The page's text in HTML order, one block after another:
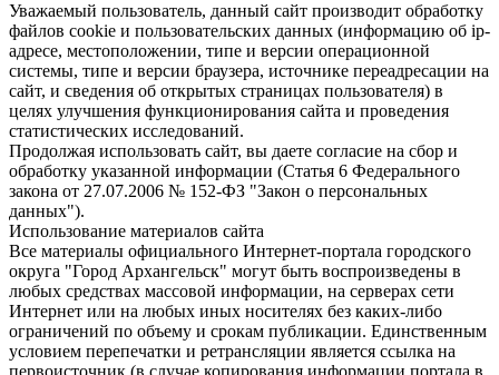
Уважаемый пользователь, данный сайт производит обработку
файлов cookie и пользовательских данных (информацию об ip-
адресе, местоположении, типе и версии операционной
системы, типе и версии браузера, источнике переадресации на
сайт, и сведения об открытых страницах пользователя) в
целях улучшения функционирования сайта и проведения
статистических исследований.
Продолжая использовать сайт, вы даете согласие на сбор и
обработку указанной информации (Статья 6 Федерального
закона от 27.07.2006 № 152-ФЗ "Закон о персональных
данных").
Использование материалов сайта
Все материалы официального Интернет-портала городского
округа "Город Архангельск" могут быть воспроизведены в
любых средствах массовой информации, на серверах сети
Интернет или на любых иных носителях без каких-либо
ограничений по объему и срокам публикации. Единственным
условием перепечатки и ретрансляции является ссылка на
первоисточник (в случае копирования информации портала в